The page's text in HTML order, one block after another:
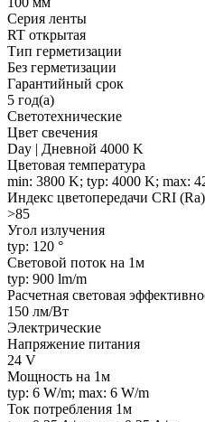
Серия ленты
RT открытая
Тип герметизации
Без герметизации
Гарантийный срок
5 год(а)
Светотехнические
Цвет свечения
Day | Дневной 4000 K
Цветовая температура
min: 3800 K; typ: 4000 K; max:
Индекс цветопередачи CRI (Ra)
>85
Угол излучения
typ: 120 °
Световой поток на 1м
typ: 900 lm/m
Расчетная световая
150 лм/Вт
Электрические
Напряжение питания
24 V
Мощность на 1м
typ: 6 W/m; max: 6 W/m
Ток потребления 1м